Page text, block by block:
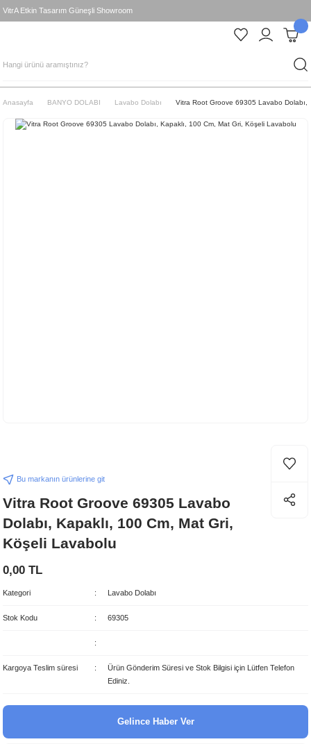
VitrA Etkin Tasarım Güneşli Showroom
Anasayfa BANYO DOLABI Lavabo Dolabı Vitra Root Groove 69305 Lavabo Dolabı,
Bu markanın ürünlerine git
Vitra Root Groove 69305 Lavabo
Dolabı, Kapaklı, 100 Cm, Mat Gri,
Köşeli Lavabolu
0,00 TL
Kategori Lavabo Dolabı
Stok Kodu 69305
Kargoya Teslim süresi
Ürün Gönderim Süresi ve Stok Bilgisi için Lütfen Telefon
Ediniz.
Gelince Haber Ver